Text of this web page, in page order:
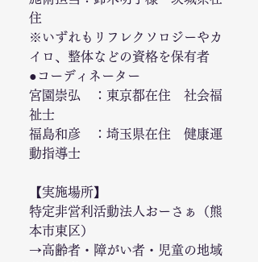
住
※いずれもリフレクソロジーやカ
イロ、整体などの資格を保有者
●コーディネーター
宮園崇弘　：東京都在住　社会福
祉士
福島和彦　：埼玉県在住　健康運
動指導士
【実施場所】
特定非営利活動法人おーさぁ（熊
本市東区）
→高齢者・障がい者・児童の地域